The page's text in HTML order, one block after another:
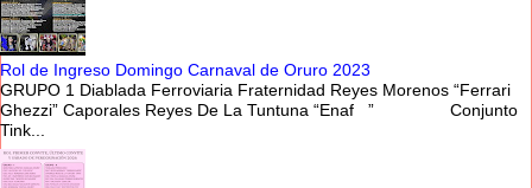
Rol de Ingreso Domingo Carnaval de Oruro 2023
GRUPO 1 Diablada Ferroviaria Fraternidad Reyes Morenos “Ferrari
Ghezzi” Caporales Reyes De La Tuntuna “Enaf ” Conjunto
Tink...